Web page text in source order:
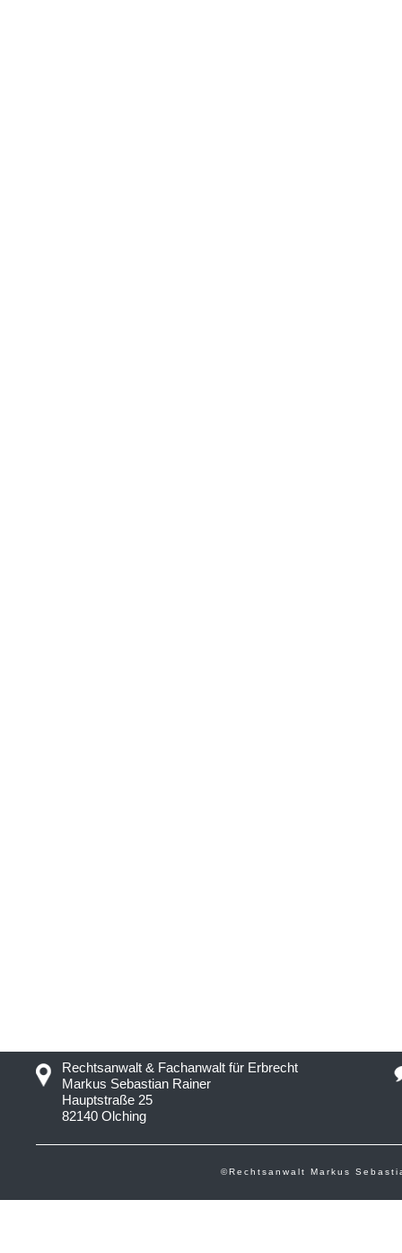
Rechtsanwalt & Fachanwalt für Erbrecht
Markus Sebastian Rainer
Hauptstraße 25
82140 Olching
©Rechtsanwalt Markus